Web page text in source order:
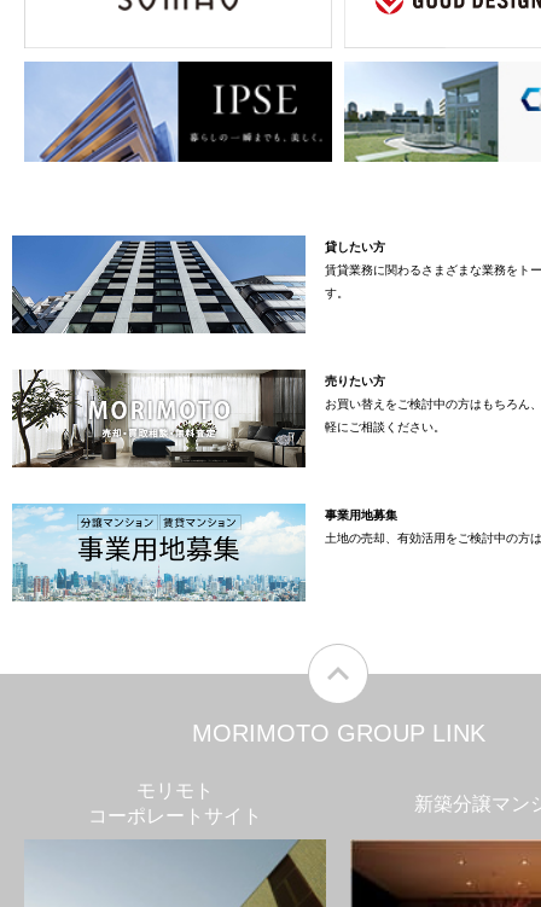
貸したい方
賃貸業務に関わるさまざまな業務をト
す。
売りたい方
お買い替えをご検討中の方はもちろん
軽にご相談ください。
事業用地募集
土地の売却、有効活用をご検討中の方
MORIMOTO GROUP LINK
モリモト
コーポレートサイト
新築分譲マン